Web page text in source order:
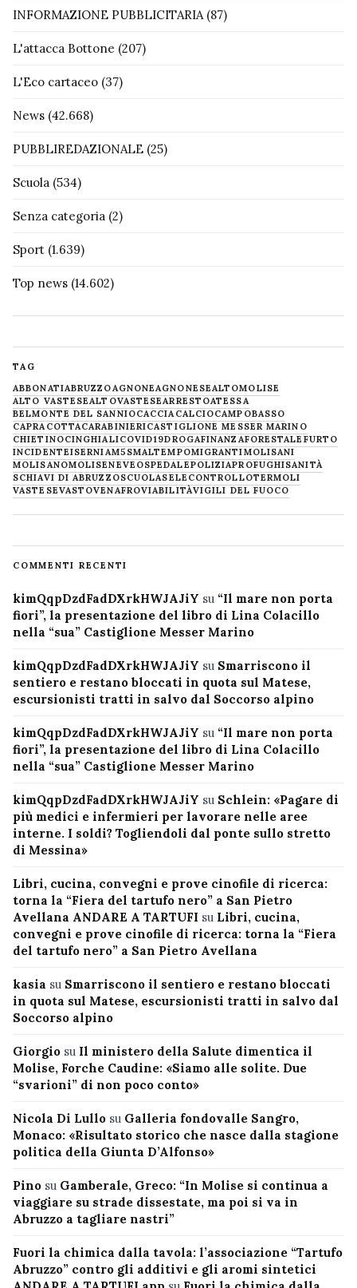
INFORMAZIONE PUBBLICITARIA(87)
L'attacca Bottone (207)
L'Eco cartaceo (37)
News (42.668)
PUBBLIREDAZIONALE (25)
Scuola (534)
Senza categoria (2)
Sport (1.639)
Top news (14.602)
TAG
ABBONATIABRUZZOAGNONEAGNONESEALTOMOLISE
ALTO VASTESEALTOVASTESEARRESTOATESSA
BELMONTE DEL SANNIOCACCIACALCIOCAMPOBASSO
CAPRACOTTACARABINIERICASTIGLIONE MESSER MARINO
CHIETINOCINGHIALICOVID19DROGAFINANZAFORESTALE FURTO
INCIDENTEISERNIAM5SMALTEMPOMIGRANTIMOLISANI
MOLISANOMOLISENEVE OSPEDALEPOLIZIAPROFUGHISANITÀ
SCHIAVI DI ABRUZZOSCUOLASELECONTROLLOTERMOLI
VASTESEVASTOVENAFROVIABILITÀVIGILI DEL FUOCO
COMMENTI RECENTI
kimQqpDzdFadDXrkHWJAJiY su “Il mare non porta
fiori”, la presentazione del libro di Lina Colacillo
nella “sua” Castiglione Messer Marino
kimQqpDzdFadDXrkHWJAJiY su Smarriscono il
sentiero e restano bloccati in quota sul Matese,
escursionisti tratti in salvo dal Soccorso alpino
kimQqpDzdFadDXrkHWJAJiY su “Il mare non porta
fiori”, la presentazione del libro di Lina Colacillo
nella “sua” Castiglione Messer Marino
kimQqpDzdFadDXrkHWJAJiY su Schlein: «Pagare di
più medici e infermieri per lavorare nelle aree
interne. I soldi? Togliendoli dal ponte sullo stretto
di Messina»
Libri, cucina, convegni e prove cinofile di ricerca:
torna la “Fiera del tartufo nero” a San Pietro
Avellana ANDARE A TARTUFI su Libri, cucina,
convegni e prove cinofile di ricerca: torna la “Fiera
del tartufo nero” a San Pietro Avellana
kasia su Smarriscono il sentiero e restano bloccati
in quota sul Matese, escursionisti tratti in salvo dal
Soccorso alpino
Giorgio su Il ministero della Salute dimentica il
Molise, Forche Caudine: «Siamo alle solite. Due
“svarioni” di non poco conto»
Nicola Di Lullo su Galleria fondovalle Sangro,
Monaco: «Risultato storico che nasce dalla stagione
politica della Giunta D’Alfonso»
Pino su Gamberale, Greco: “In Molise si continua a
viaggiare su strade dissestate, ma poi si va in
Abruzzo a tagliare nastri”
Fuori la chimica dalla tavola: l’associazione “Tartufo
Abruzzo” contro gli additivi e gli aromi sintetici